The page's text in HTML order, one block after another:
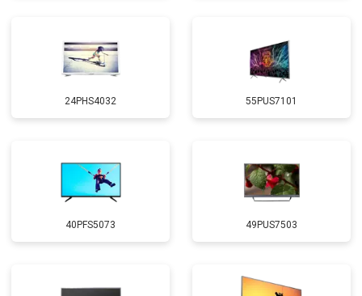
24PHS4032 55PUS7101
40PFS5073 49PUS7503